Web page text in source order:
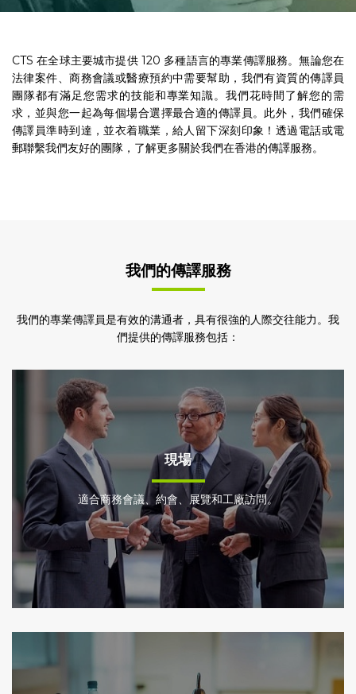
CTS 在全球主要城市提供 120 多種語言的專業傳譯服務。無論您在
法律案件、商務會議或醫療預約中需要幫助，我們有資質的傳譯員
團隊都有滿足您需求的技能和專業知識。我們花時間了解您的需
求，並與您一起為每個場合選擇最合適的傳譯員。此外，我們確保
傳譯員準時到達，並衣着職業，給人留下深刻印象！透過電話或電
郵聯繫我們友好的團隊，了解更多關於我們在香港的傳譯服務。
我們的傳譯服務
我們的專業傳譯員是有效的溝通者，具有很強的人際交往能力。我
們提供的傳譯服務包括：
現場
適合商務會議、約會、展覽和工廠訪問。